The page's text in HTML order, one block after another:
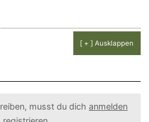
[ + ] Ausklappen
musst du dich anmelden